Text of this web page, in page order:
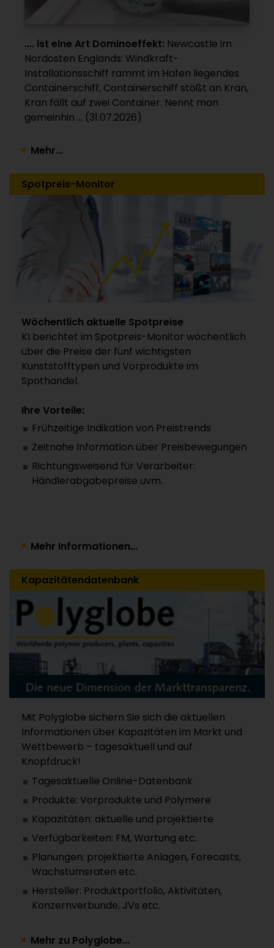
Verkauf auch der Sparte
Partners / 15 Werke betroffen
.... ist eine Art Dominoeffekt: Newcastle im
Nordosten Englands: Windkraft-
Installationsschiff rammt im Hafen liegendes
Containerschiff, Containerschiff stößt an Kran,
Kran fällt auf zwei Container. Nennt man
gemeinhin ... (31.07.2026)
Mehr...
Spotpreis-Monitor
Wöchentlich aktuelle Spotpreise
KI berichtet im Spotpreis-Monitor wöchentlich
über die Preise der fünf wichtigsten
Kunststofftypen und Vorprodukte im
Spothandel.
Ihre Vorteile:
Frühzeitige Indikation von Preistrends
Zeitnahe Information über Preisbewegungen
Richtungsweisend für Verarbeiter:
Händlerabgabepreise uvm.
Mehr Informationen...
Kapazitätendatenbank
Mit Polyglobe sichern Sie sich die aktuellen
Informationen über Kapazitäten im Markt und
Wettbewerb – tagesaktuell und auf
Knopfdruck!
Tagesaktuelle Online-Datenbank
Produkte: Vorprodukte und Polymere
Kapazitäten: aktuelle und projektierte
Verfügbarkeiten: FM, Wartung etc.
Planungen: projektierte Anlagen, Forecasts,
Wachstumsraten etc.
Hersteller: Produktportfolio, Aktivitäten,
Konzernverbunde, JVs etc.
Mehr zu Polyglobe...